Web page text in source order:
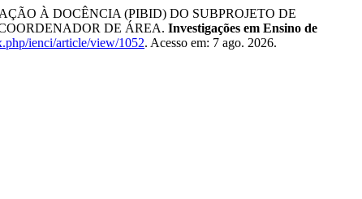
À DOCÊNCIA (PIBID) DO SUBPROJETO DE
DE ÁREA. Investigações em Ensino de
ienci/article/view/1052. Acesso em: 7 ago. 2026.